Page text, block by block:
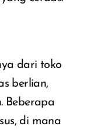
dari toko
berlian,
Beberapa
di mana